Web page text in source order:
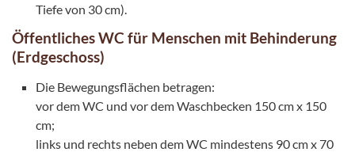
Tiefe von 30 cm).
Öffentliches WC für Menschen mit Behinderung
(Erdgeschoss)
Die Bewegungsflächen betragen:
vor dem WC und vor dem Waschbecken 150 cm x 150
cm;
links und rechts neben dem WC mindestens 90 cm x 70